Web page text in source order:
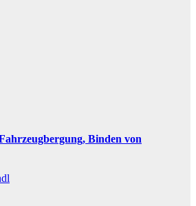
Binden von